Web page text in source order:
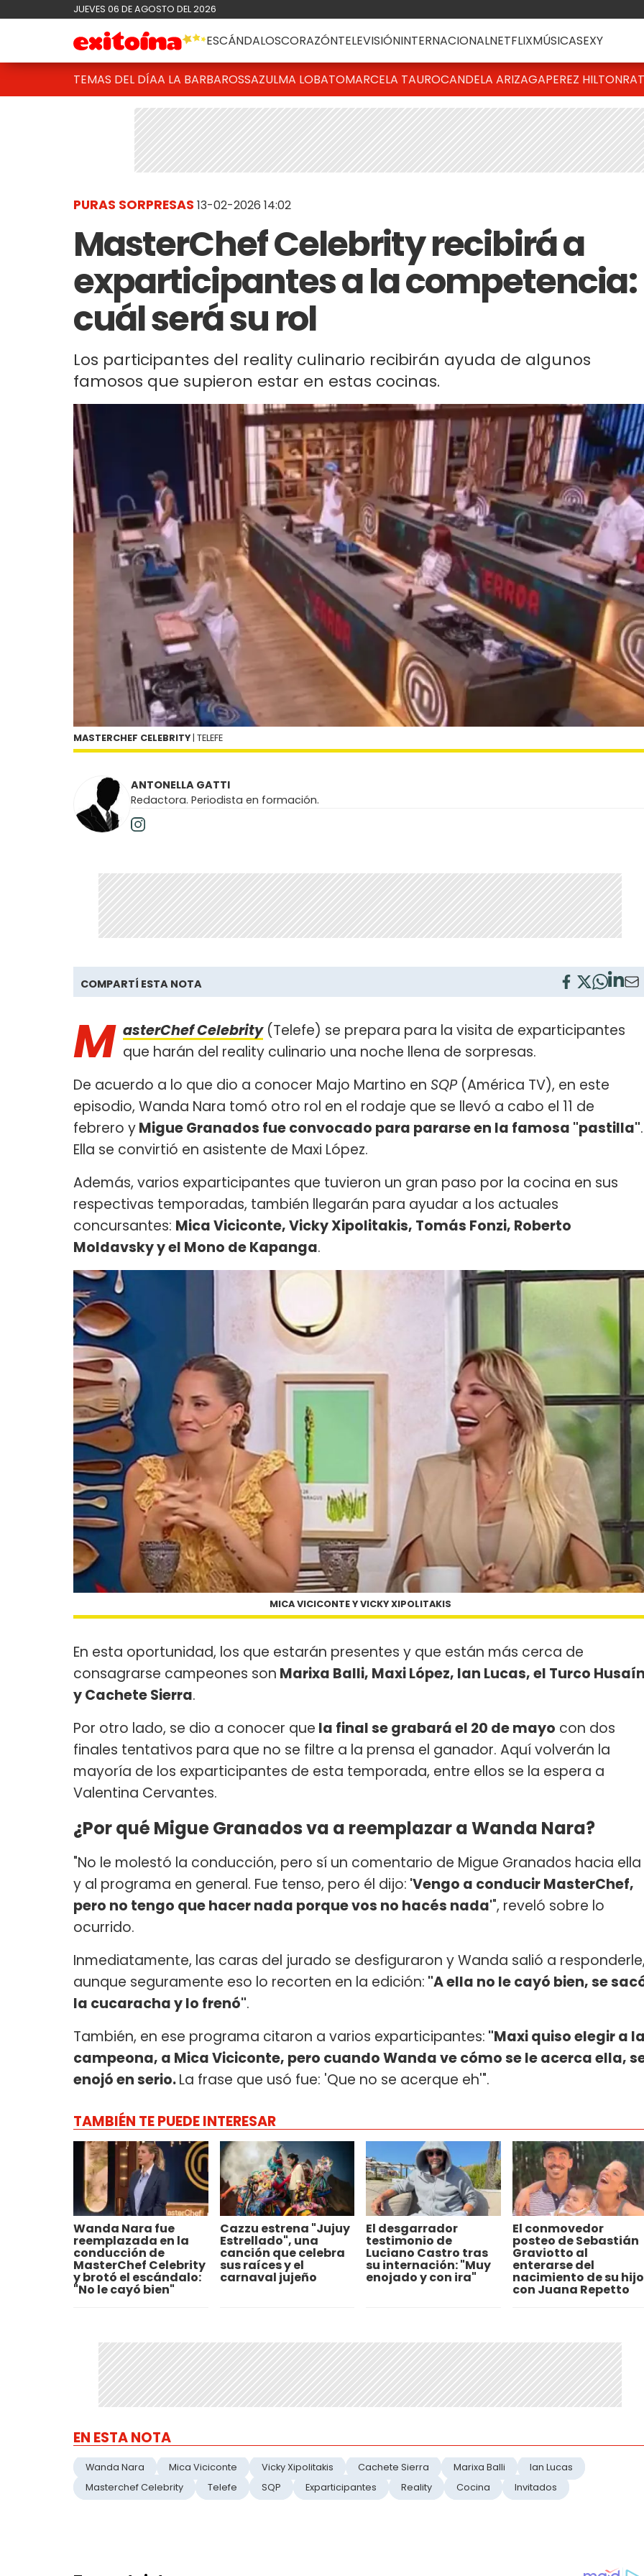
JUEVES 06 DE AGOSTO DEL 2026
ESCÁNDALOSCORAZÓNTELEVISIÓNINTERNACIONALNETFLIXMÚSICASEXY
TEMAS DEL DÍAA LA BARBAROSSAZULMA LOBATOMARCELA TAUROCANDELA ARIZAGAPEREZ HILTON
PURAS SORPRESAS 13-02-2026 14:02
MasterChef Celebrity recibirá a
exparticipantes a la competencia:
cuál será su rol
Los participantes del reality culinario recibirán ayuda de algunos
famosos que supieron estar en estas cocinas.
MASTERCHEF CELEBRITY| TELEFE
ANTONELLA GATTI
Redactora. Periodista en formación.
COMPARTÍ ESTA NOTA
M asterChef Celebrity(Telefe) se prepara para la visita de exparticipantes
que harán del reality culinario una noche llena de sorpresas.
De acuerdo a lo que dio a conocer Majo Martino en SQP(América TV), en este
episodio, Wanda Nara tomó otro rol en el rodaje que se llevó a cabo el 11 de
febrero yMigue Granados fue convocado para pararse en la famosa "pastilla".
Ella se convirtió en asistente de Maxi López.
Además, varios exparticipantes que tuvieron un gran paso por la cocina en sus
respectivas temporadas, también llegarán para ayudar a los actuales
concursantes: Mica Viciconte, Vicky Xipolitakis, Tomás Fonzi, Roberto
Moldavsky y el Mono de Kapanga.
MICA VICICONTE Y VICKY XIPOLITAKIS
En esta oportunidad, los que estarán presentes y que están más cerca de
consagrarse campeones son Marixa Balli, Maxi López, Ian Lucas, el Turco
y Cachete Sierra.
Por otro lado, se dio a conocer que la final se grabará el 20 de mayo con dos
finales tentativos para que no se filtre a la prensa el ganador. Aquí volverán la
mayoría de los exparticipantes de esta temporada, entre ellos se la espera a
Valentina Cervantes.
¿Por qué Migue Granados va a reemplazar a Wanda Nara?
"No le molestó la conducción, pero sí un comentario de Migue Granados hacia ella
y al programa en general. Fue tenso, pero él dijo: 'Vengo a conducir MasterChef,
pero no tengo que hacer nada porque vos no hacés nada'", reveló sobre lo
ocurrido.
Inmediatamente, las caras del jurado se desfiguraron y Wanda salió a
aunque seguramente eso lo recorten en la edición: "A ella no le cayó bien, se
la cucaracha y lo frenó".
También, en ese programa citaron a varios exparticipantes: "Maxi quiso elegir a
campeona, a Mica Viciconte, pero cuando Wanda ve cómo se le acerca ella,
enojó en serio.La frase que usó fue: 'Que no se acerque eh'".
TAMBIÉN TE PUEDE INTERESAR
Wanda Nara fue
reemplazada en la
conducción de
MasterChef Celebrity
y brotó el escándalo:
"No le cayó bien"
Cazzu estrena "Jujuy
Estrellado", una
canción que celebra
sus raíces y el
carnaval jujeño
El desgarrador
testimonio de
Luciano Castro tras
su internación: "Muy
enojado y con ira"
El conmovedor
posteo de Sebastián
Graviotto al
enterarse del
nacimiento de su hijo
con Juana Repetto
EN ESTA NOTA
Wanda Nara Mica Viciconte Vicky Xipolitakis Cachete Sierra Marixa Balli
Ian Lucas
Masterchef Celebrity
Telefe SQP Exparticipantes Reality Cocina Invitados